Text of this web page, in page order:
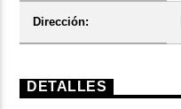
Dirección:
DETALLES